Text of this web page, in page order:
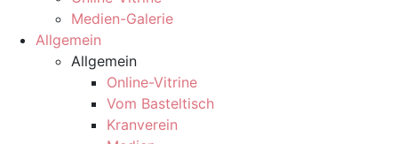
Medien-Galerie
Allgemein
Allgemein
Online-Vitrine
Vom Basteltisch
Kranverein